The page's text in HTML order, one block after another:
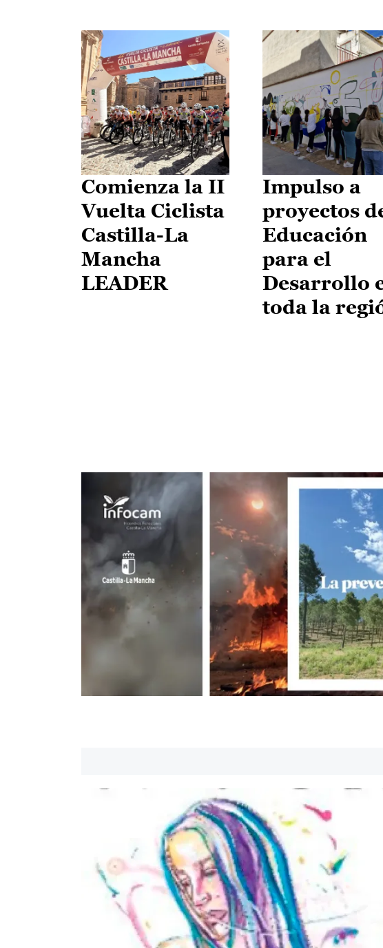
Comienza la II
Vuelta Ciclista
Castilla-La
Mancha
LEADER
Impulso a
proyectos
Educación
para el
Desarrollo
toda la